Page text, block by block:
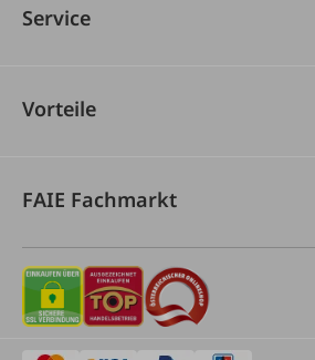
Service
Vorteile
FAIE Fachmarkt